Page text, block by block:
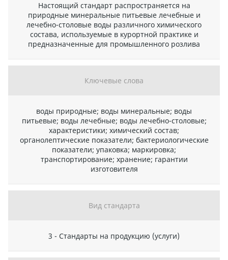
Настоящий стандарт распространяется на
природные минеральные питьевые лечебные и
лечебно-столовые воды различного химического
состава, используемые в курортной практике и
предназначенные для промышленного розлива
Ключевые слова
воды природные; воды минеральные; воды
питьевые; воды лечебные; воды лечебно-столовые;
характеристики; химический состав;
органолептические показатели; бактериологические
показатели; упаковка; маркировка;
транспортирование; хранение; гарантии
изготовителя
Вид стандарта
3 - Стандарты на продукцию (услуги)